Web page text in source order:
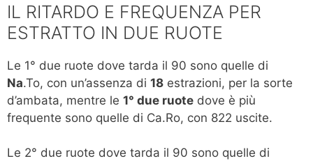
IL RITARDO E FREQUENZA PER
ESTRATTO IN DUE RUOTE
Le 1° due ruote dove tarda il 90 sono quelle di
Na.To, con un’assenza di 18 estrazioni, per la sorte
d’ambata, mentre le 1° due ruote dove è più
frequente sono quelle di Ca.Ro, con 822 uscite.
Le 2° due ruote dove tarda il 90 sono quelle di